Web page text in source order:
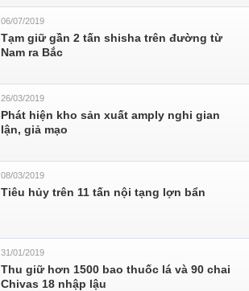
06/07/2019
Tạm giữ gần 2 tấn shisha trên đường từ
Nam ra Bắc
26/03/2019
Phát hiện kho sản xuất amply nghi gian
lận, giả mạo
08/03/2019
Tiêu hủy trên 11 tấn nội tạng lợn bẩn
31/01/2019
Thu giữ hơn 1500 bao thuốc lá và 90 chai
Chivas 18 nhập lậu